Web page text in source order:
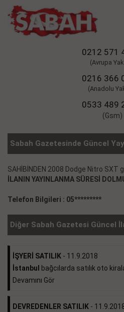
0212 571
(Avrupa
0216 366
(Anadolu
0533 489
(Gsm)
Sabah Gazetesinde Güncel
SAHİBİNDEN 2008 Dodge Nitro SXT
İLANIN YAYINLANMA SÜRESİ
Telefon Bilgileri : 05*********
Diğer Sabah Gazetesi Güncel
İŞYERİ SATILIK - 11.9.2018
İstanbul
bağcılarda satılık oto
Devamını Gör
DEVREDENLER SATILIK -